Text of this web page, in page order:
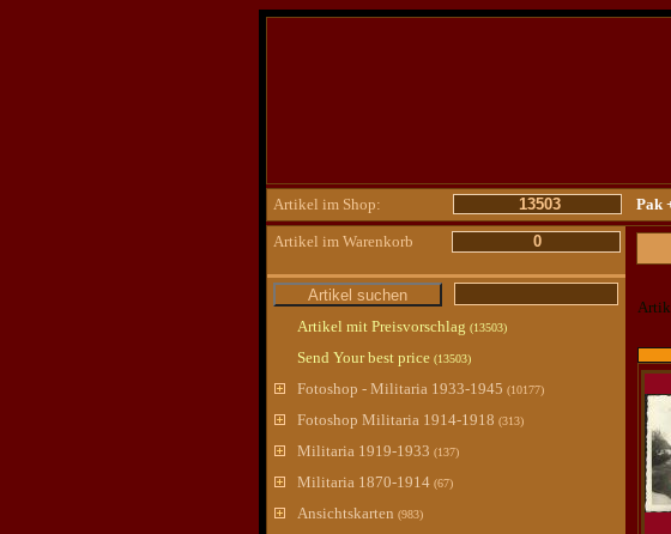
Artikel im Shop: 13503 Pak
Artikel im Warenkorb 0
Artikel mit Preisvorschlag (13503)
Send Your best price (13503)
Fotoshop - Militaria 1933-1945 (10177)
Fotoshop Militaria 1914-1918 (313)
Militaria 1919-1933 (137)
Militaria 1870-1914 (67)
Ansichtskarten (983)